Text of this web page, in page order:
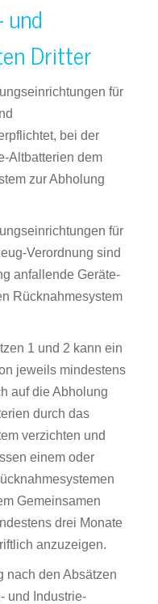
und
Dritter
für
bei der
Altbatterien dem
zur Abholung
für
Verordnung sind
anfallende Geräte-
Rücknahmesystem
1 und 2 kann ein
jeweils mindestens
auf die Abholung
durch das
verzichten und
einem oder
Gemeinsamen
drei Monate
anzuzeigen.
nach den Absätzen
und Industrie-